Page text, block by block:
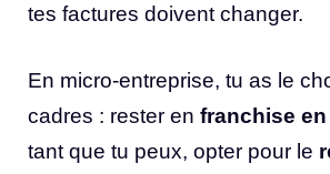
tes factures doivent changer.
En micro-entreprise, tu as le
cadres : rester en franchise en
tant que tu peux, opter pour le